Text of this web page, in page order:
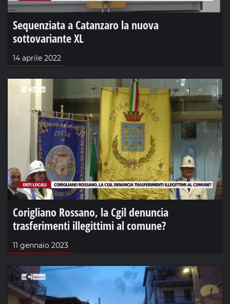
Sequenziata a Catanzaro la nuova
sottovariante XL
14 aprile 2022
Corigliano Rossano, la Cgil denuncia
trasferimenti illegittimi al comune?
11 gennaio 2023